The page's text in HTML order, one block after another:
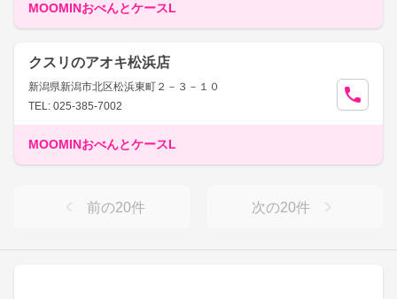
MOOMINおべんとケースL
クスリのアオキ松浜店
新潟県新潟市北区松浜東町２－３－１０
TEL: 025-385-7002
MOOMINおべんとケースL
前の20件 次の20件